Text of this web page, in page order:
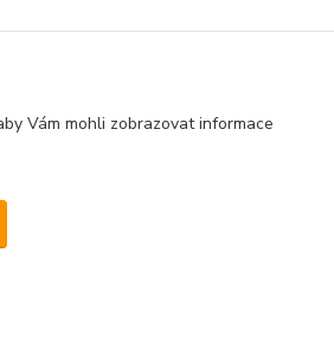
Vám mohli zobrazovat informace